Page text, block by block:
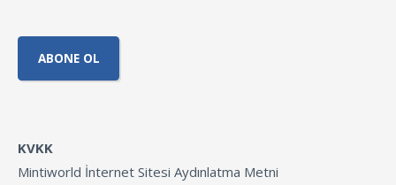
KVKK
Mintiworld İnternet Sitesi Aydınlatma Metni